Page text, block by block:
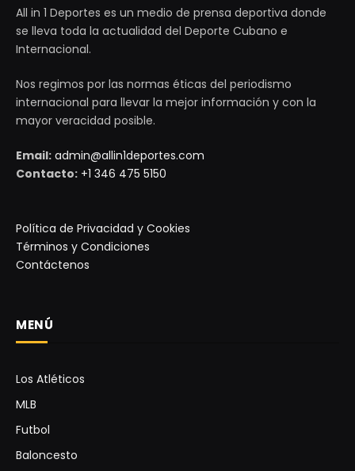
All in 1 Deportes es un medio de prensa deportiva donde
se lleva toda la actualidad del Deporte Cubano e
Internacional.
Nos regimos por las normas éticas del periodismo
internacional para llevar la mejor información y con la
mayor veracidad posible.
Email: admin@allin1deportes.com
Contacto: +1 346 475 5150
Política de Privacidad y Cookies
Términos y Condiciones
Contáctenos
MENÚ
Los Atléticos
MLB
Futbol
Baloncesto